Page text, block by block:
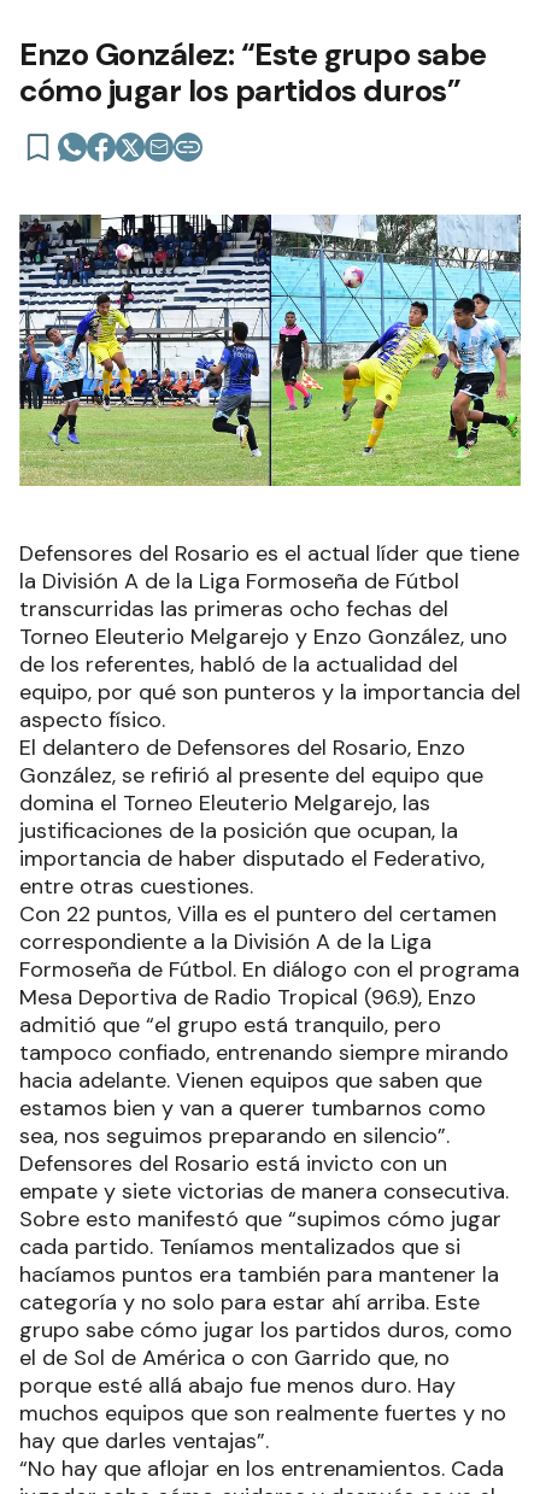
Enzo González: “Este grupo sabe
cómo jugar los partidos duros”
Defensores del Rosario es el actual líder que tiene
la División A de la Liga Formoseña de Fútbol
transcurridas las primeras ocho fechas del
Torneo Eleuterio Melgarejo y Enzo González, uno
de los referentes, habló de la actualidad del
equipo, por qué son punteros y la importancia del
aspecto físico.
El delantero de Defensores del Rosario, Enzo
González, se refirió al presente del equipo que
domina el Torneo Eleuterio Melgarejo, las
justificaciones de la posición que ocupan, la
importancia de haber disputado el Federativo,
entre otras cuestiones.
Con 22 puntos, Villa es el puntero del certamen
correspondiente a la División A de la Liga
Formoseña de Fútbol. En diálogo con el programa
Mesa Deportiva de Radio Tropical (96.9), Enzo
admitió que “el grupo está tranquilo, pero
tampoco confiado, entrenando siempre mirando
hacia adelante. Vienen equipos que saben que
estamos bien y van a querer tumbarnos como
sea, nos seguimos preparando en silencio”.
Defensores del Rosario está invicto con un
empate y siete victorias de manera consecutiva.
Sobre esto manifestó que “supimos cómo jugar
cada partido. Teníamos mentalizados que si
hacíamos puntos era también para mantener la
categoría y no solo para estar ahí arriba. Este
grupo sabe cómo jugar los partidos duros, como
el de Sol de América o con Garrido que, no
porque esté allá abajo fue menos duro. Hay
muchos equipos que son realmente fuertes y no
hay que darles ventajas”.
“No hay que aflojar en los entrenamientos. Cada